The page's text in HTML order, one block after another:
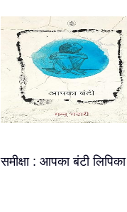
समीक्षा : आपका बंटी लिपिका